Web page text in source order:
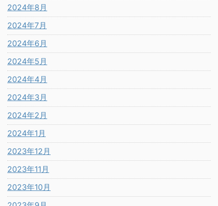
2024年8月
2024年7月
2024年6月
2024年5月
2024年4月
2024年3月
2024年2月
2024年1月
2023年12月
2023年11月
2023年10月